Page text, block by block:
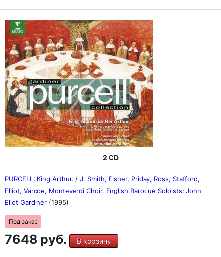
2 CD
PURCELL: King Arthur. / J. Smith, Fisher, Priday, Ross, Stafford,
Elliot, Varcoe, Monteverdi Choir, English Baroque Soloists; John
Eliot Gardiner (1995)
Под заказ
7648 руб. В корзину